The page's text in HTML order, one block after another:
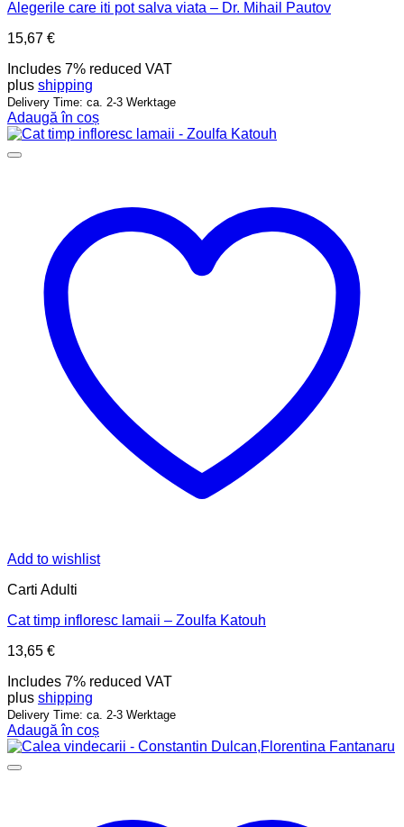
Alegerile care iti pot salva viata – Dr. Mihail Pautov
15,67 €
Includes 7% reduced VAT
plus shipping
Delivery Time: ca. 2-3 Werktage
Adaugă în coș
Add to wishlist
Carti Adulti
Cat timp infloresc lamaii – Zoulfa Katouh
13,65 €
Includes 7% reduced VAT
plus shipping
Delivery Time: ca. 2-3 Werktage
Adaugă în coș